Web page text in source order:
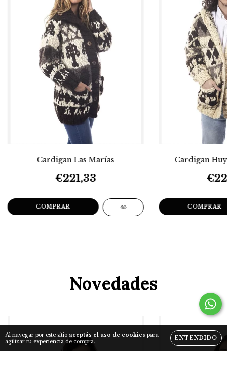
Al navegar por este sitio aceptás el uso de cookies para
agilizar tu experiencia de compra.
ENTENDIDO
Cardigan Las Marías
€221,33
COMPRAR
Cardigan
COMPRAR
Novedades